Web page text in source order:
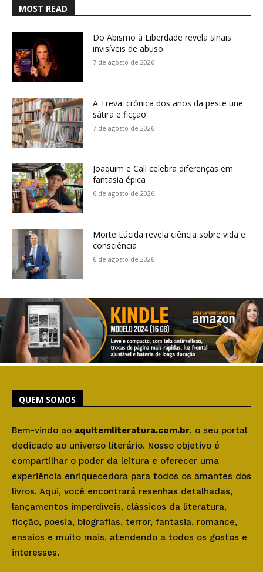
MOST READ
Do Abismo à Liberdade revela sinais
invisíveis de abuso
7 de agosto de 2026
A Treva: crônica dos anos da peste une
sátira e ficção
7 de agosto de 2026
Joaquim e Call celebra diferenças em
fantasia épica
6 de agosto de 2026
Morte Lúcida revela ciência sobre vida e
consciência
6 de agosto de 2026
QUEM SOMOS
Bem-vindo ao aquitemliteratura.com.br, o seu portal
dedicado ao universo literário. Nosso objetivo é
compartilhar o poder da leitura e oferecer uma
experiência enriquecedora para todos os amantes dos
livros. Aqui, você encontrará resenhas detalhadas,
lançamentos imperdíveis, clássicos da literatura,
ficção, poesia, biografias, terror, fantasia, romance,
ensaios e muito mais, atendendo a todos os gostos e
interesses.